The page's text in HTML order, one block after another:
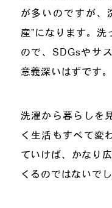
が多いのですが、
産”になります。
ので、SDGsやサ
意義深いはずです。
洗濯から暮らしを
く生活もすべて変
ていけば、かなり
くるのではないでし